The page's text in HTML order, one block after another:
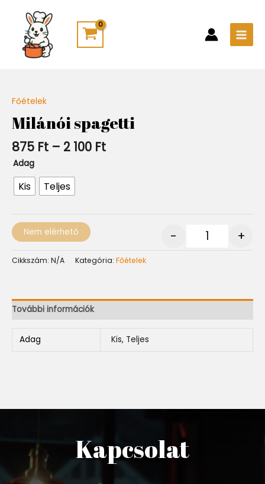
content
Főételek
Milánói spagetti
875 Ft – 2 100 Ft
875 Ft
-
2
100 Ft
Adag
Kis Teljes
- +
Nem elérhető
Cikkszám: N/A Kategória: Főételek
További információk
Adag Kis, Teljes
Kapcsolat